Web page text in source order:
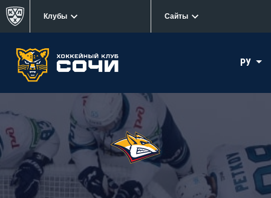
Клубы Сайты
РУ